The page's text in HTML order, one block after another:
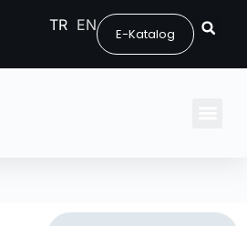
E-Katalog
TR EN